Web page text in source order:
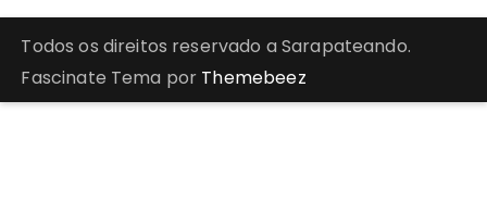
Todos os direitos reservado a Sarapateando.
Fascinate Tema por Themebeez